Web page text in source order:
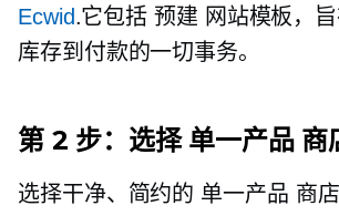
Ecwid.它包括 预建 网站模板，
库存到付款的一切事务。
第 2 步：选择 单一产品商
选择干净、简约的 单一产品 商